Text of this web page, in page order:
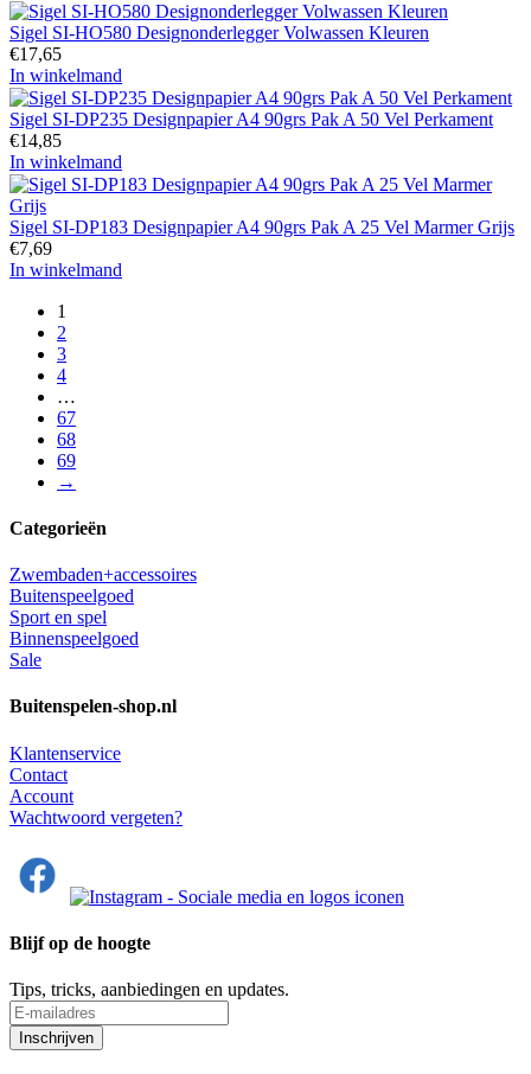
Sigel SI-HO580 Designonderlegger Volwassen Kleuren
€17,65
In winkelmand
Sigel SI-DP235 Designpapier A4 90grs Pak A 50 Vel Perkament
€14,85
In winkelmand
Sigel SI-DP183 Designpapier A4 90grs Pak A 25 Vel Marmer Grijs
€7,69
In winkelmand
1
2
3
4
…
67
68
69
→
Categorieën
Zwembaden+accessoires
Buitenspeelgoed
Sport en spel
Binnenspeelgoed
Sale
Buitenspelen-shop.nl
Klantenservice
Contact
Account
Wachtwoord vergeten?
Blijf op de hoogte
Tips, tricks, aanbiedingen en updates.